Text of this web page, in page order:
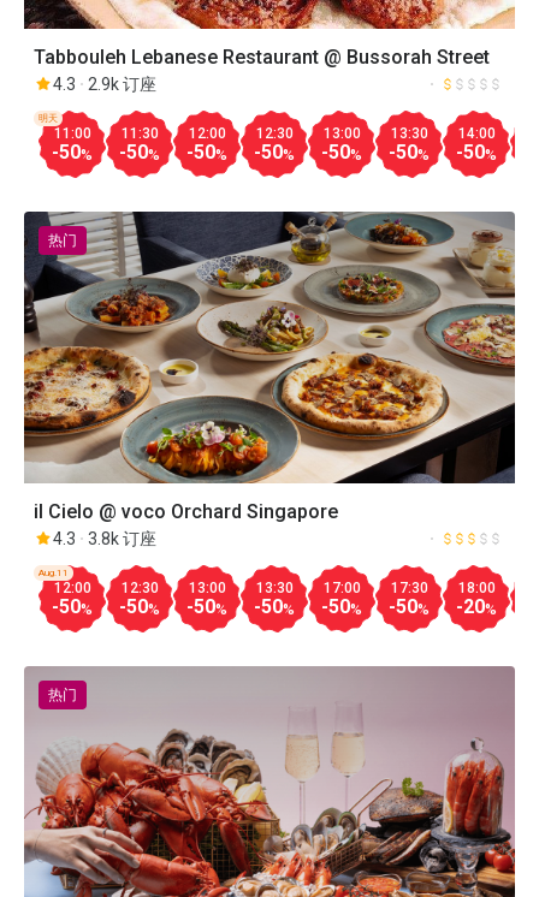
Tabbouleh Lebanese Restaurant @ Bussorah Street
4.3 2.9k 订座
11:00
-50%
明天
11:30
-50%
12:00
-50%
12:30
-50%
13:00
-50%
13:30
-50%
14:00
-50%
il Cielo @ voco Orchard Singapore
4.3 3.8k 订座
12:00
-50%
Aug.11
12:30
-50%
13:00
-50%
13:30
-50%
17:00
-50%
17:30
-50%
18:00
-20%
热门
热门